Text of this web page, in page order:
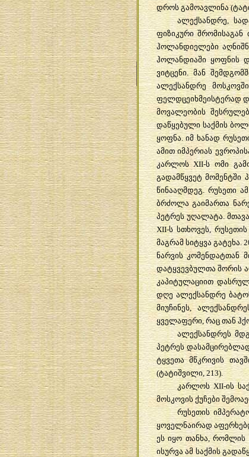
დროს გამოავლინა
ალექსანდრე,
ფიზიკური
ჰოლანდიელები
ჰოლანდიაში ყოფნის
ვიტცენი. მან
ალექსანდრე
ფელდცეიხმეისტერად
მოვალეობის
დაწყებული საქმის
ყოფნა. იმ ხანად
ამით იმპერიას
კარლოს XII-ს ომი
გადამწყვეტ მომენტში
წინააღმდეგ. რუსეთი
ბრძოლა გაიმართა
პეტრეს უღალატა.
XII-ს სთხოვეს,
მაგრამ სიტყვა გატეხა.
ნარვის კომენდატთან
დატყვევბულთა შორის
კაპიტულაციით
დღე ალექსანდრე
მიუჩინეს,
ყველაფერი, რაც თან
ალექსანდრეს
პეტრეს
ტყვეთა მწკრივის
(ტატიშვილი, 213).
კარლოს XII-ის
მოსკოვის ქუჩები
რუსეთის
ყოველნაირად
ეს იყო თანხა, რომლის
ისურვა ამ საქმის